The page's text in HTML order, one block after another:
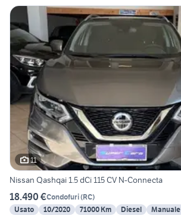
11
Nissan Qashqai 1.5 dCi 115 CV N-Connecta
18.490 €Condofuri(RC)
Usato
10/2020 71000 Km Diesel Manuale